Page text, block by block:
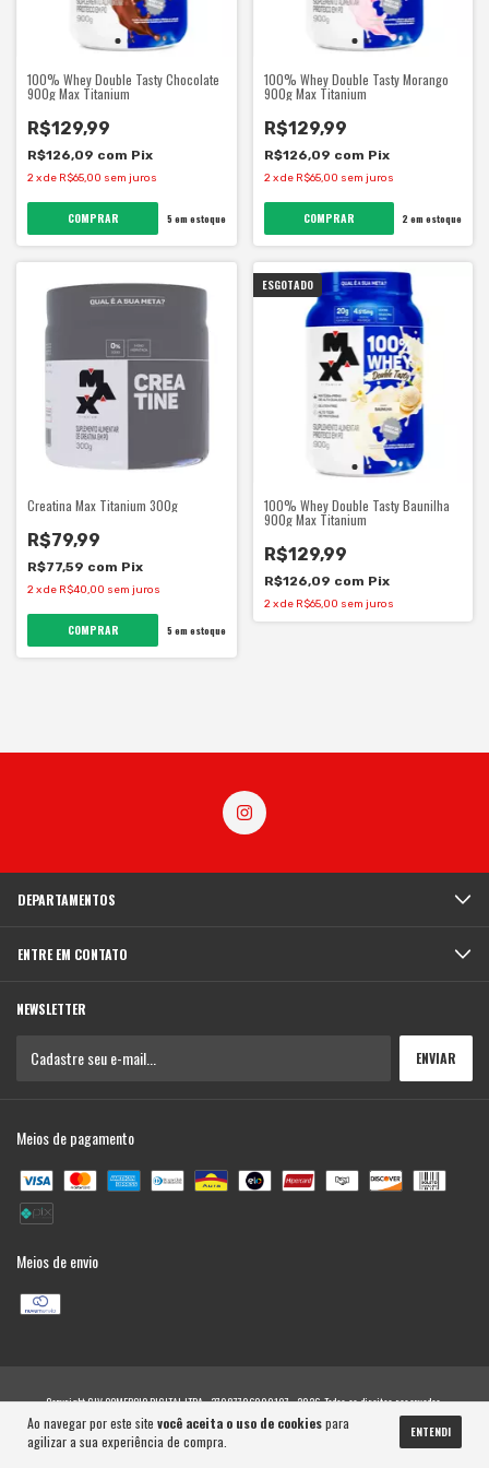
Ao navegar por este site você aceita o uso de cookiespara
agilizar a sua experiência de compra.
ENTENDI
100% Whey Double Tasty Chocolate
900g Max Titanium
R$129,99
R$126,09 com Pix
2xde R$65,00 sem juros
5 em estoque
100% Whey Double Tasty Morango
900g Max Titanium
R$129,99
R$126,09 com Pix
2 xde R$65,00 sem juros
2em estoque
Creatina Max Titanium 300g
R$79,99
R$77,59 com Pix
2xde R$40,00 sem juros
5 em estoque
ESGOTADO
100% Whey Double Tasty Baunilha
900g Max Titanium
R$129,99
R$126,09 com Pix
2 xde R$65,00 sem juros
DEPARTAMENTOS
ENTRE EM CONTATO
NEWSLETTER
Meios de pagamento
Meios de envio
Copyright GLV COMERCIO DIGITAL LTDA - 37987706000107 - 2026. Todos os direitos reservados.